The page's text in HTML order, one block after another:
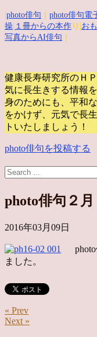
photo俳句 photo俳句電
操 １冊からの本作 り| お
写真からAI俳句
健康長寿研究所のＨ
気に長生きする情報
身のためにも、平和
をかけず、元気で長
トいたしましょう！
photo俳句を投稿する
photo俳句２月
2016年03月09日
ました。
« Prev
Next »